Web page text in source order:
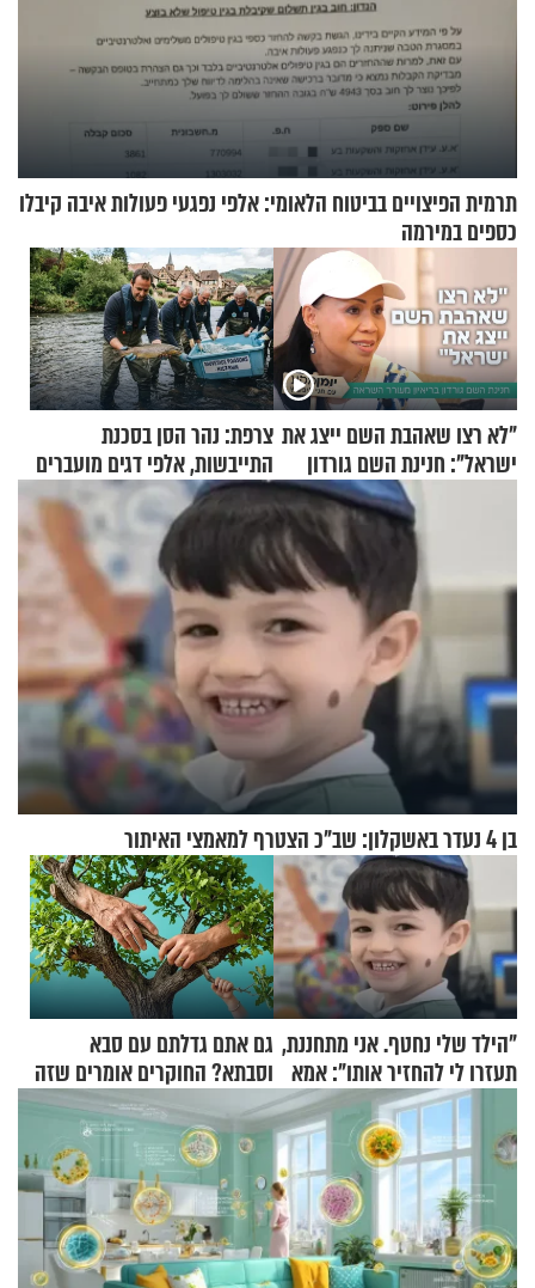
תרמית הפיצויים בביטוח הלאומי: אלפי נפגעי פעולות איבה קיבלו
כספים במירמה
"לא רצו שאהבת השם ייצג את
ישראל": חנינת השם גורדון
בריאיון מעורר השראה
צרפת: נהר הסן בסכנת
התייבשות, אלפי דגים מועברים
במבצעי חילוץ
בן 4 נעדר באשקלון: שב"כ הצטרף למאמצי האיתור
"הילד שלי נחטף. אני מתחננת,
תעזרו לי להחזיר אותו": אמא
של יובל בן ה-4 בריאיון דומע
גם אתם גדלתם עם סבא
וסבתא? החוקרים אומרים שזה
מתכון מנצח